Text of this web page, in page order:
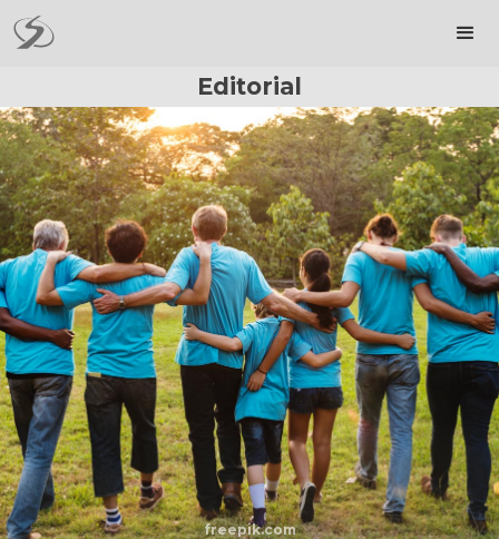
Editorial
freepik.com